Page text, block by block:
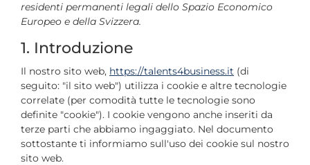
residenti permanenti legali dello Spazio Economico
Europeo e della Svizzera.
1. Introduzione
Il nostro sito web, https://talents4business.it (di
seguito: "il sito web") utilizza i cookie e altre tecnologie
correlate (per comodità tutte le tecnologie sono
definite "cookie"). I cookie vengono anche inseriti da
terze parti che abbiamo ingaggiato. Nel documento
sottostante ti informiamo sull'uso dei cookie sul nostro
sito web.